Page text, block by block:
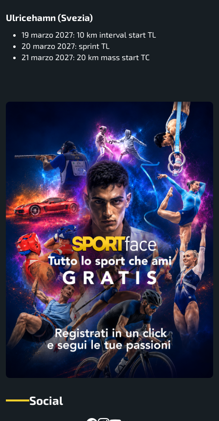
Ulricehamn (Svezia)
19 marzo 2027: 10 km interval start TL
20 marzo 2027: sprint TL
21 marzo 2027: 20 km mass start TC
Social